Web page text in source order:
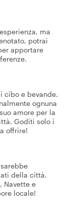
ma
potrai
apportare
cibo e bevande.
ognuna
amore per la
Goditi solo i
offrire!
della città.
Navette e
locale!